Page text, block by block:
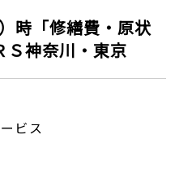
時「修繕費・原状
Ｓ神奈川・東京
ビス